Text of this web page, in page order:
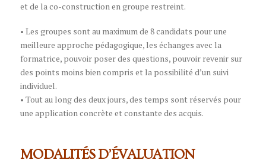
et de la co-construction en groupe restreint.
• Les groupes sont au maximum de 8 candidats pour une
meilleure approche pédagogique, les échanges avec la
formatrice, pouvoir poser des questions, pouvoir revenir sur
des points moins bien compris et la possibilité d’un suivi
individuel.
• Tout au long des deux jours, des temps sont réservés pour
une application concrète et constante des acquis.
MODALITÉS D’ÉVALUATION